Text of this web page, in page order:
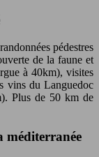
pédestres
de la faune et
à 40km), visites
vins du Languedoc
Plus de 50 km de
méditerranée